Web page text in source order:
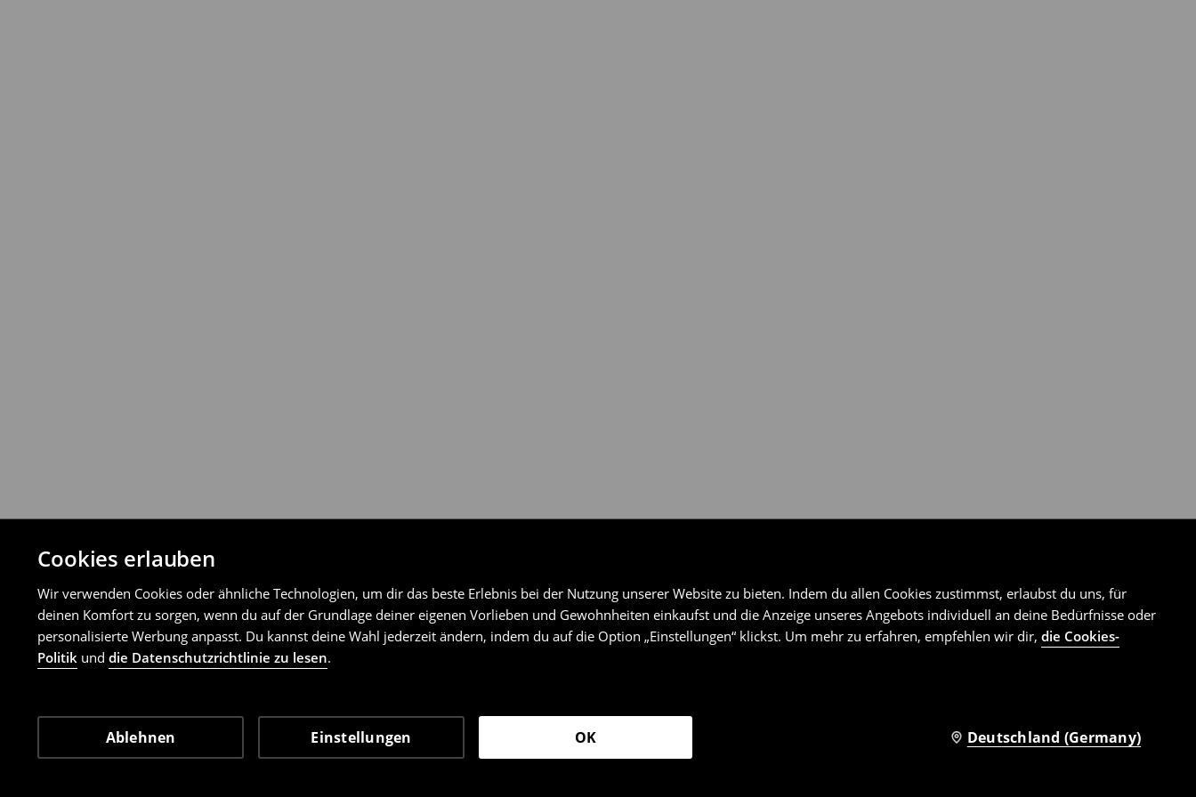
Cookies erlauben
Wir verwenden Cookies oder ähnliche Technologien, um dir das beste Erlebnis bei der Nutzung unserer Website zu bieten. Indem du allen Cookies zustimmst, erlaubst du uns, für
deinen Komfort zu sorgen, wenn du auf der Grundlage deiner eigenen Vorlieben und Gewohnheiten einkaufst und die Anzeige unseres Angebots individuell an deine Bedürfnisse oder
personalisierte Werbung anpasst. Du kannst deine Wahl jederzeit ändern, indem du auf die Option „Einstellungen“ klickst. Um mehr zu erfahren, empfehlen wir dir, die Cookies-
Politik und die Datenschutzrichtlinie zu lesen.
Ablehnen Einstellungen OK Deutschland (Germany)